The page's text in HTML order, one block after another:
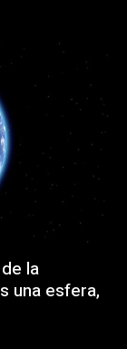
la
una esfera,